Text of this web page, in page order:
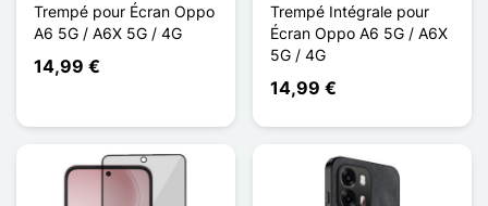
Trempé pour Écran Oppo
A6 5G / A6X 5G / 4G
14,99 €
Trempé Intégrale pour
Écran Oppo A6 5G / A6X
5G / 4G
14,99 €